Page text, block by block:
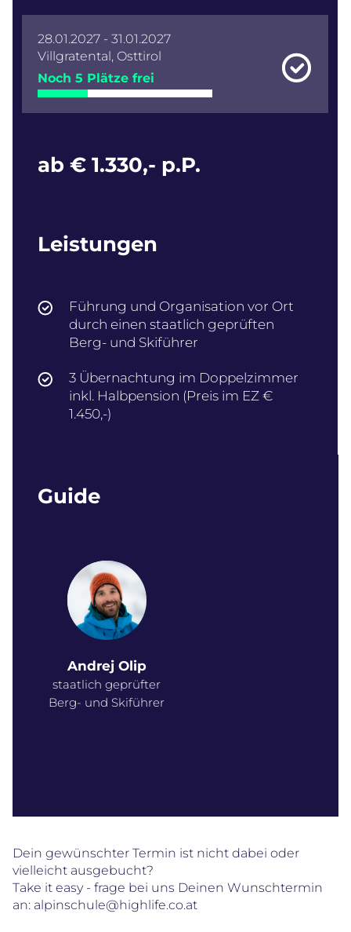
28.01.2027 - 31.01.2027
Villgratental, Osttirol
Noch 5 Plätze frei
ab € 1.330,- p.P.
Leistungen
Führung und Organisation vor Ort
durch einen staatlich geprüften
Berg- und Skiführer
3 Übernachtung im Doppelzimmer
inkl. Halbpension (Preis im EZ €
1.450,-)
Guide
Andrej Olip
staatlich geprüfter
Berg- und Skiführer
Dein gewünschter Termin ist nicht dabei oder
vielleicht ausgebucht?
Take it easy - frage bei uns Deinen Wunschtermin
an: alpinschule@highlife.co.at